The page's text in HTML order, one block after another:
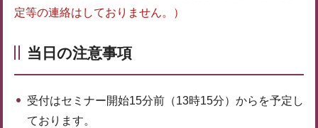
定等の連絡はしておりません。）
当日の注意事項
受付はセミナー開始15分前（13時15分）からを予定し
ております。